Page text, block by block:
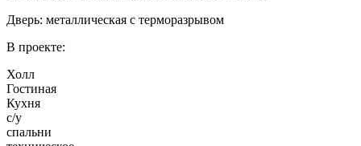
Дверь: металлическая с терморазрывом
В проекте:
Холл
Гостиная
Кухня
с/у
спальни